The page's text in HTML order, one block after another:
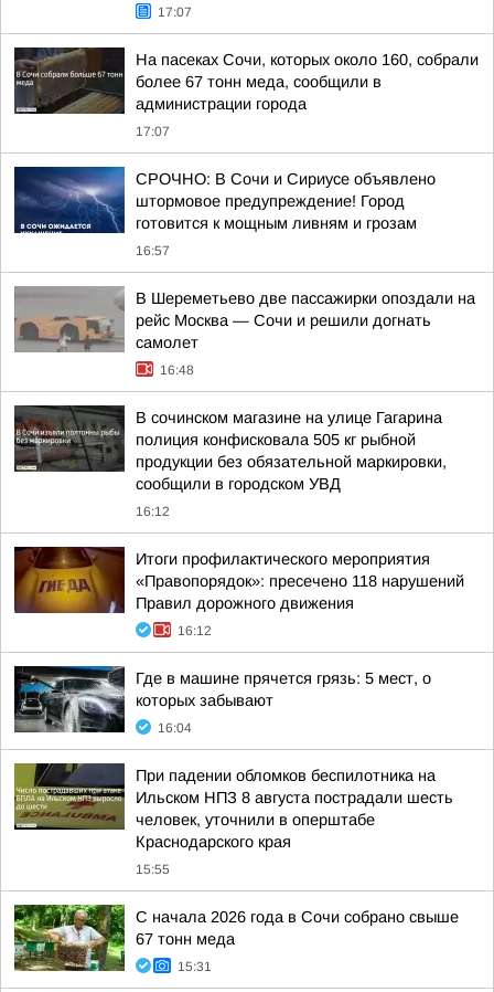
17:07
На пасеках Сочи, которых около 160, собрали
более 67 тонн меда, сообщили в
администрации города
17:07
СРОЧНО: В Сочи и Сириусе объявлено
штормовое предупреждение! Город
готовится к мощным ливням и грозам
16:57
В Шереметьево две пассажирки опоздали на
рейс Москва — Сочи и решили догнать
самолет
16:48
В сочинском магазине на улице Гагарина
полиция конфисковала 505 кг рыбной
продукции без обязательной маркировки,
сообщили в городском УВД
16:12
Итоги профилактического мероприятия
«Правопорядок»: пресечено 118 нарушений
Правил дорожного движения
16:12
Где в машине прячется грязь: 5 мест, о
которых забывают
16:04
При падении обломков беспилотника на
Ильском НПЗ 8 августа пострадали шесть
человек, уточнили в оперштабе
Краснодарского края
15:55
С начала 2026 года в Сочи собрано свыше
67 тонн меда
15:31